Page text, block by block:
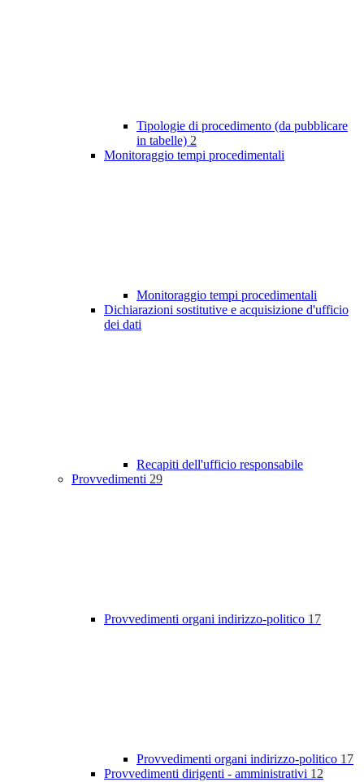
Tipologie di procedimento (da pubblicare
in tabelle) 2
Monitoraggio tempi procedimentali
Monitoraggio tempi procedimentali
Dichiarazioni sostitutive e acquisizione d'ufficio
dei dati
Recapiti dell'ufficio responsabile
Provvedimenti 29
Provvedimenti organi indirizzo-politico 17
Provvedimenti organi indirizzo-politico 17
Provvedimenti dirigenti - amministrativi 12